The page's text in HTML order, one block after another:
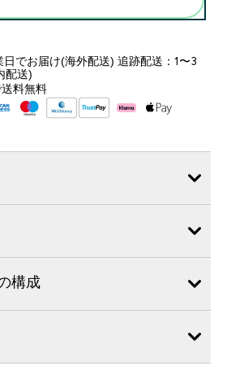
でお届け(海外配送) 追跡配送：1〜3
配送)
料無料
構成